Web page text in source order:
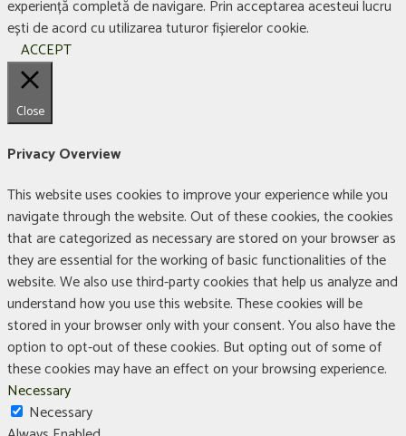
experiență completă de navigare. Prin acceptarea acesteui lucru
ești de acord cu utilizarea tuturor fișierelor cookie.
ACCEPT
Close
Privacy Overview
This website uses cookies to improve your experience while you
navigate through the website. Out of these cookies, the cookies
that are categorized as necessary are stored on your browser as
they are essential for the working of basic functionalities of the
website. We also use third-party cookies that help us analyze and
understand how you use this website. These cookies will be
stored in your browser only with your consent. You also have the
option to opt-out of these cookies. But opting out of some of
these cookies may have an effect on your browsing experience.
Necessary
Necessary